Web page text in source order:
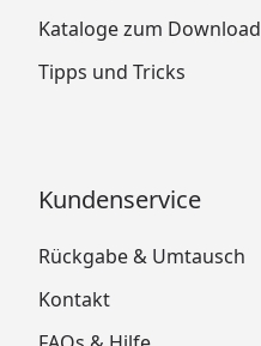
Kataloge zum Download
Tipps und Tricks
Kundenservice
Rückgabe & Umtausch
Kontakt